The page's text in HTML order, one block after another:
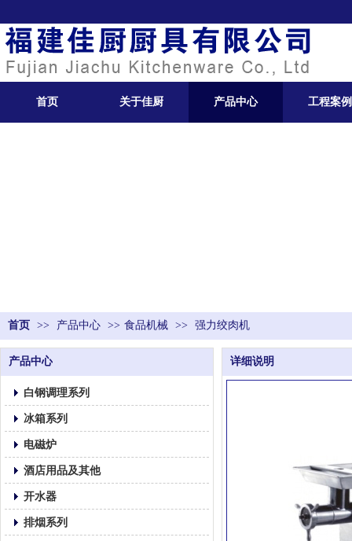
首页 关于佳厨 产品中心 工程案例
首页 >> 产品中心 >> 食品机械 >> 强力绞肉机
产品中心
白钢调理系列
冰箱系列
电磁炉
酒店用品及其他
开水器
排烟系列
详细说明